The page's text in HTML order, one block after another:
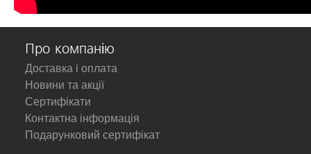
Про компанію
Доставка і оплата
Новини та акції
Сертифікати
Контактна інформація
Подарунковий сертифікат